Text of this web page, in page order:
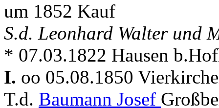
um 1852 Kauf
S.d. Leonhard Walter und
* 07.03.1822 Hausen
I. oo 05.08.1850
T.d. Baumann Josef